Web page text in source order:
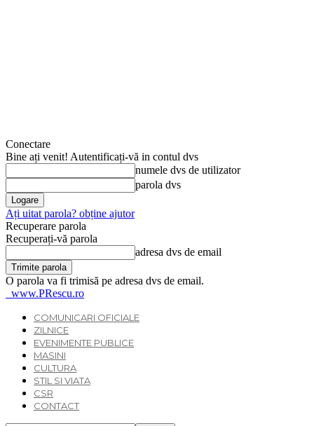
Conectare
Bine ați venit! Autentificați-vă in contul dvs
numele dvs de utilizator
parola dvs
Ați uitat parola? obține ajutor
Recuperare parola
Recuperați-vă parola
adresa dvs de email
O parola va fi trimisă pe adresa dvs de email.
www.PRescu.ro
COMUNICARI OFICIALE
ZILNICE
EVENIMENTE PUBLICE
MASINI
CULTURA
STIL SI VIATA
CSR
CONTACT